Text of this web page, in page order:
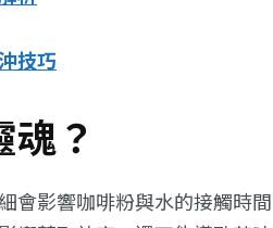
技巧
？
影響咖啡粉與水的接觸時